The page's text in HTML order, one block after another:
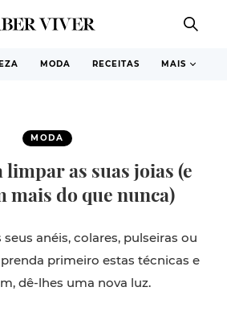
MODA RECEITAS MAIS
MODA
limpar as suas joias (e
do que nunca)
anéis, colares, pulseiras ou
primeiro estas técnicas e
dê-lhes uma nova luz.